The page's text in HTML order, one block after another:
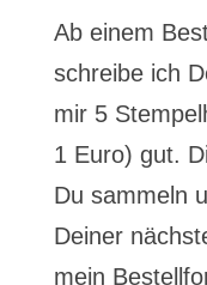
Ab einem
schreibe ich
mir 5
1 Euro) gut.
Du sammeln
Deiner
mein